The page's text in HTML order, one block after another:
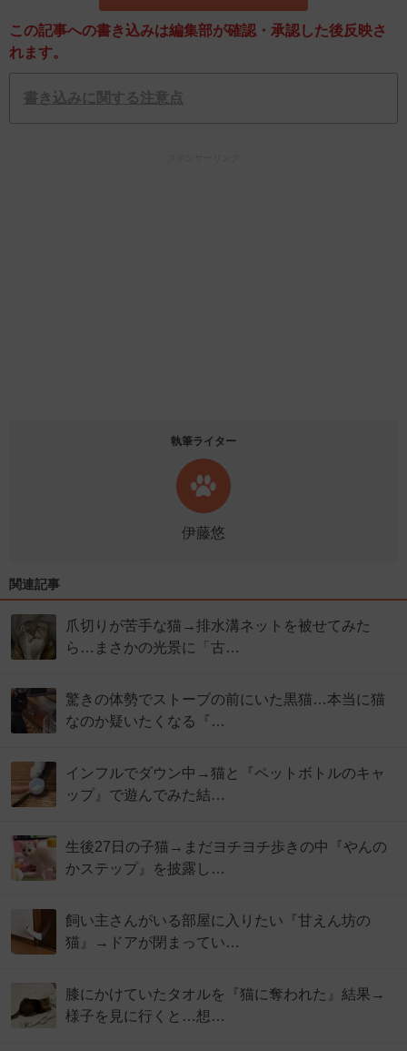
この記事への書き込みは編集部が確認・承認した後反映さ
れます。
書き込みに関する注意点
執筆ライター
伊藤悠
関連記事
爪切りが苦手な猫→排水溝ネットを被せてみた
ら…まさかの光景に「古…
驚きの体勢でストーブの前にいた黒猫…本当に猫
なのか疑いたくなる『…
インフルでダウン中→猫と『ペットボトルのキャ
ップ』で遊んでみた結…
生後27日の子猫→まだヨチヨチ歩きの中『やんの
かステップ』を披露し…
飼い主さんがいる部屋に入りたい『甘えん坊の
猫』→ドアが閉まってい…
膝にかけていたタオルを『猫に奪われた』結果→
様子を見に行くと…想…